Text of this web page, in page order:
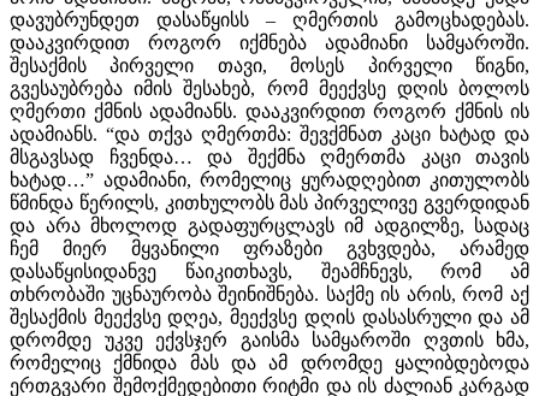
დავუბრუნდეთ დასაწყისს – ღმერთის გამოცხადებას.
დააკვირდით როგორ იქმნება ადამიანი სამყაროში.
შესაქმის პირველი თავი, მოსეს პირველი წიგნი,
გვესაუბრება იმის შესახებ, რომ მეექვსე დღის ბოლოს
ღმერთი ქმნის ადამიანს. დააკვირდით როგორ ქმნის ის
ადამიანს. “და თქვა ღმერთმა: შევქმნათ კაცი ხატად და
მსგავსად ჩვენდა… და შექმნა ღმერთმა კაცი თავის
ხატად…” ადამიანი, რომელიც ყურადღებით კითულობს
წმინდა წერილს, კითხულობს მას პირველივე გვერდიდან
და არა მხოლოდ გადაფურცლავს იმ ადგილზე, სადაც
ჩემ მიერ მყვანილი ფრაზები გვხვდება, არამედ
დასაწყისიდანვე წაიკითხავს, შეამჩნევს, რომ ამ
თხრობაში უცნაურობა შეინიშნება. საქმე ის არის, რომ აქ
შესაქმის მეექვსე დღეა, მეექვსე დღის დასასრული და ამ
დრომდე უკვე ექვსჯერ გაისმა სამყაროში ღვთის ხმა,
რომელიც ქმნიდა მას და ამ დრომდე ყალიბდებოდა
ერთგვარი შემოქმედებითი რიტმი და ის ძალიან კარგად